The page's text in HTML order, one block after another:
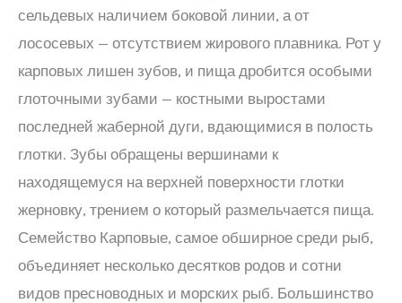
сельдевых наличием боковой линии, а от
лососевых — отсутствием жирового плавника. Рот у
карповых лишен зубов, и пища дробится особыми
глоточными зубами — костными выростами
последней жаберной дуги, вдающимися в полость
глотки. Зубы обращены вершинами к
находящемуся на верхней поверхности глотки
жерновку, трением о который размельчается пища.
Семейство Карповые, самое обширное среди рыб,
объединяет несколько десятков родов и сотни
видов пресноводных и морских рыб. Большинство